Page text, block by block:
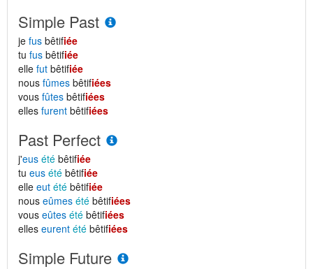
Simple Past
je fus bêtifiée
tu fus bêtifiée
elle fut bêtifiée
nous fûmes bêtifiées
vous fûtes bêtifiées
elles furent bêtifiées
Past Perfect
j'eus été bêtifiée
tu eus été bêtifiée
elle eut été bêtifiée
nous eûmes été bêtifiées
vous eûtes été bêtifiées
elles eurent été bêtifiées
Simple Future